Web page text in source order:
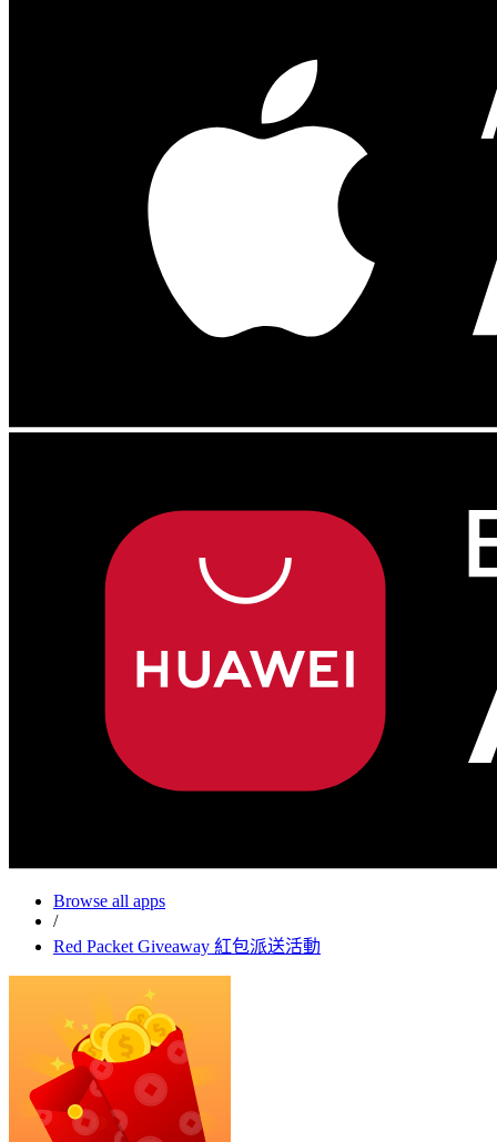
Browse all apps
/
Red Packet Giveaway 紅包派送活動